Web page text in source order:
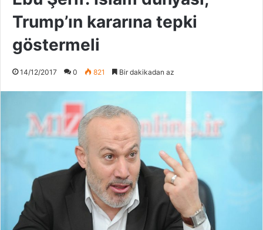
Trump’ın kararına tepki
göstermeli
14/12/2017 0 821 Bir dakikadan az